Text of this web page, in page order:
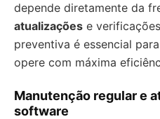
depende diretamente da
atualizações e
preventiva é essencial
opere com máxima
Manutenção regular e
software